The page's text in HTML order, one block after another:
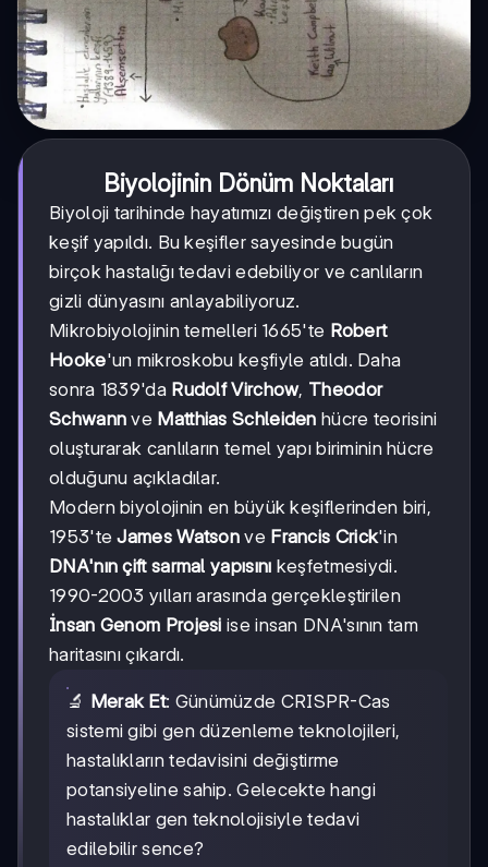
Biyolojinin Dönüm Noktaları
Biyoloji tarihinde hayatımızı değiştiren pek çok
keşif yapıldı. Bu keşifler sayesinde bugün
birçok hastalığı tedavi edebiliyor ve canlıların
gizli dünyasını anlayabiliyoruz.
Mikrobiyolojinin temelleri 1665'te Robert
Hooke'un mikroskobu keşfiyle atıldı. Daha
sonra 1839'da Rudolf Virchow, Theodor
Schwann ve Matthias Schleiden hücre teorisini
oluşturarak canlıların temel yapı biriminin hücre
olduğunu açıkladılar.
Modern biyolojinin en büyük keşiflerinden biri,
1953'teJames Watson ve Francis Crick'in
DNA'nın çift sarmal yapısını keşfetmesiydi.
1990-2003 yılları arasında gerçekleştirilen
İnsan Genom Projesi ise insan DNA'sının tam
haritasını çıkardı.
🔬 Merak Et: Günümüzde CRISPR-Cas
sistemi gibi gen düzenleme teknolojileri,
hastalıkların tedavisini değiştirme
potansiyeline sahip. Gelecekte hangi
hastalıklar gen teknolojisiyle tedavi
edilebilir sence?